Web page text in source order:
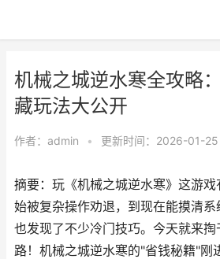
机械之城逆水寒全攻略
藏玩法大公开
作者： admin • 更新时间：2026-01-25
摘要：玩《机械之城逆水寒》这游
始被复杂操作劝退，到现在能摸清
也发现了不少冷门技巧。今天就来
路！机械之城逆水寒的"省钱秘籍"刚